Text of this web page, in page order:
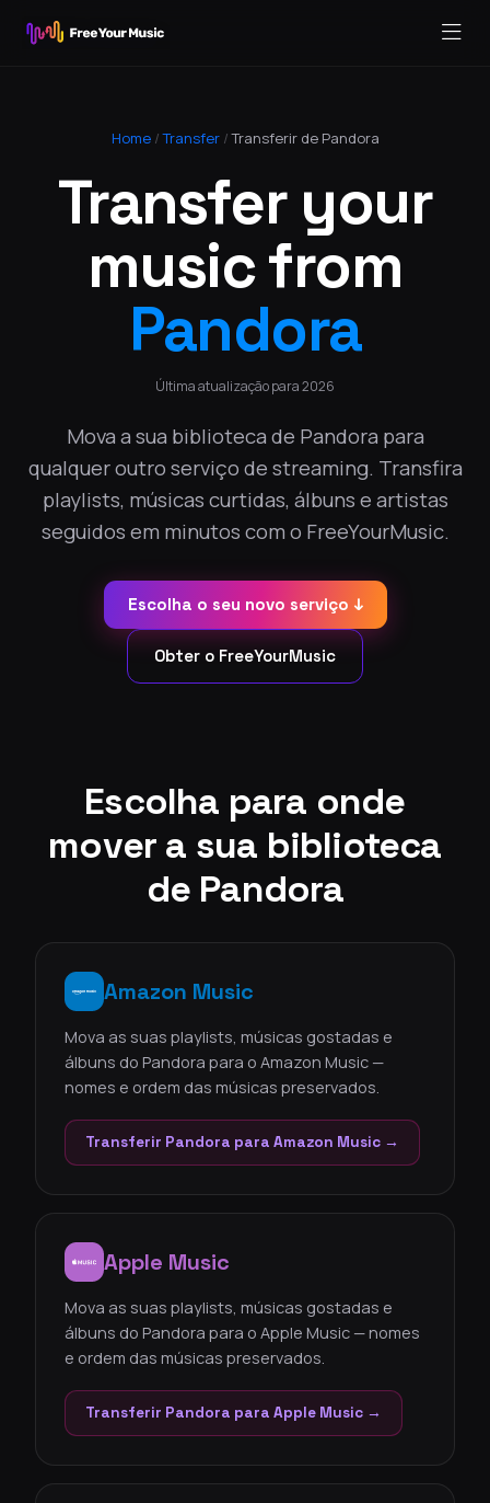
Home /Transfer /Transferir de Pandora
Transfer your
music from
Pandora
Última atualização para 2026
Mova a sua biblioteca de Pandora para
qualquer outro serviço de streaming. Transfira
playlists, músicas curtidas, álbuns e artistas
seguidos em minutos com o FreeYourMusic.
Escolha o seu novo serviço ↓
Obter o FreeYourMusic
Escolha para onde
mover a sua biblioteca
de Pandora
Amazon Music
Mova as suas playlists, músicas gostadas e
álbuns do Pandora para o Amazon Music —
nomes e ordem das músicas preservados.
Transferir Pandora para Amazon Music →
Apple Music
Mova as suas playlists, músicas gostadas e
álbuns do Pandora para o Apple Music — nomes
e ordem das músicas preservados.
Transferir Pandora para Apple Music →